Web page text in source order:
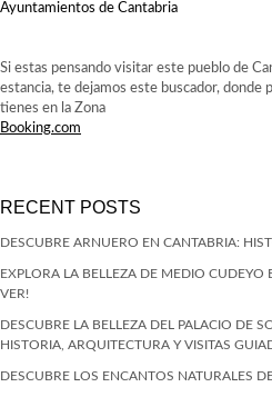
Ayuntamientos de Cantabria
Si estas pensando visitar este pueblo de
estancia, te dejamos este buscador,
tienes en la Zona
Booking.com
RECENT POSTS
DESCUBRE ARNUERO EN CANTABRIA:
EXPLORA LA BELLEZA DE MEDIO CUDEYO
VER!
DESCUBRE LA BELLEZA DEL PALACIO DE
HISTORIA, ARQUITECTURA Y VISITAS
DESCUBRE LOS ENCANTOS NATURALES